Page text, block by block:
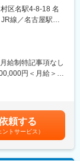
ープの垣根を超
とどまらず、先端
なキャリアにチ
療事業・臨床開発
など多角的な事業
同社のCRC（治
いただきます。
を期待していま
ながら働けるよう
採用、時短制
ん、子育てと両
区名駅4-8-18 名
線／名古屋駅受
住所：東海エリア
煙対策：屋内全面
給制特記事項なし
円＜月給＞
記です。
頼する
ントサービス）